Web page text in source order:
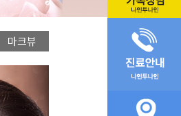
마크뷰